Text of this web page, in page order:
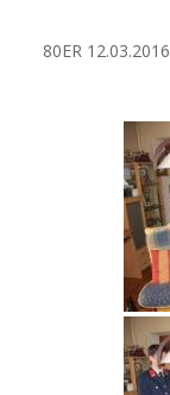
80ER 12.03.2016